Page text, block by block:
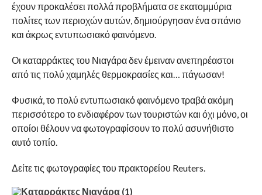
έχουν προκαλέσει πολλά προβλήματα σε εκατομμύρια
πολίτες των περιοχών αυτών, δημιούργησαν ένα σπάνιο
και άκρως εντυπωσιακό φαινόμενο.
Οι καταρράκτες του Νιαγάρα δεν έμειναν ανεπηρέαστοι
από τις πολύ χαμηλές θερμοκρασίες και… πάγωσαν!
Φυσικά, το πολύ εντυπωσιακό φαινόμενο τραβά ακόμη
περισσότερο το ενδιαφέρον των τουριστών και όχι μόνο, οι
οποίοι θέλουν να φωτογραφίσουν το πολύ ασυνήθιστο
αυτό τοπίο.
Δείτε τις φωτογραφίες του πρακτορείου Reuters.